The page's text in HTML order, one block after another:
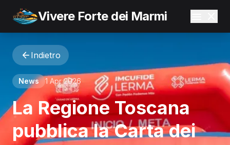
Vivere Forte dei Marmi
Indietro
News 1 Apr 2026
La Regione Toscana
pubblica la Carta dei